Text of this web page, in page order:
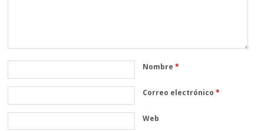
Nombre*
Correo electrónico*
Web